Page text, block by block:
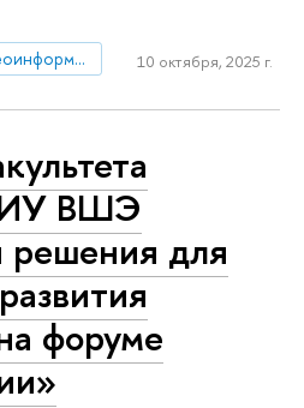
Факультет географии и геоинформационных технологий
10 октября, 2025 г.
ВШЭ
решения для
форуме